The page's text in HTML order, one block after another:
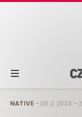
NATIVE– 09. 2. 2024 –